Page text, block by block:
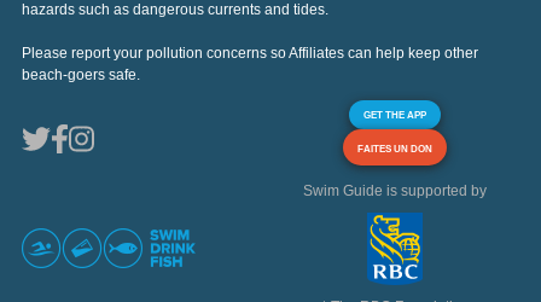
hazards such as dangerous currents and tides.
Please report your pollution concerns so Affiliates can help keep other
beach-goers safe.
GET THE APP
FAITES UN DON
Swim Guide is supported by